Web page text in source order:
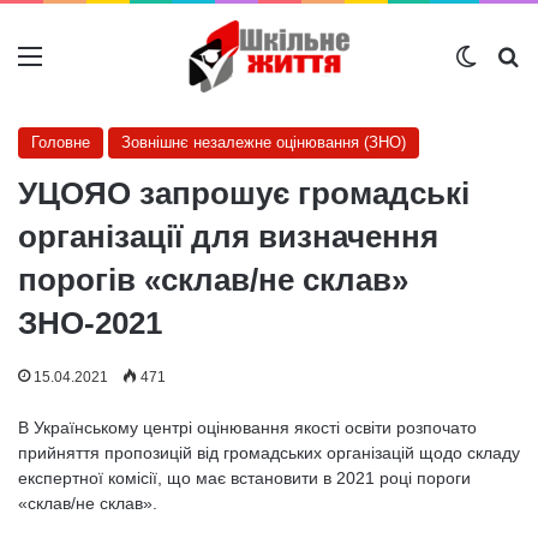
Меню
Головне Зовнішнє незалежне оцінювання (ЗНО)
УЦОЯО запрошує громадські
організації для визначення
порогів «склав/не склав»
ЗНО-2021
15.04.2021 471
В Українському центрі оцінювання якості освіти розпочато
прийняття пропозицій від громадських організацій щодо складу
експертної комісії, що має встановити в 2021 році пороги
«склав/не склав».